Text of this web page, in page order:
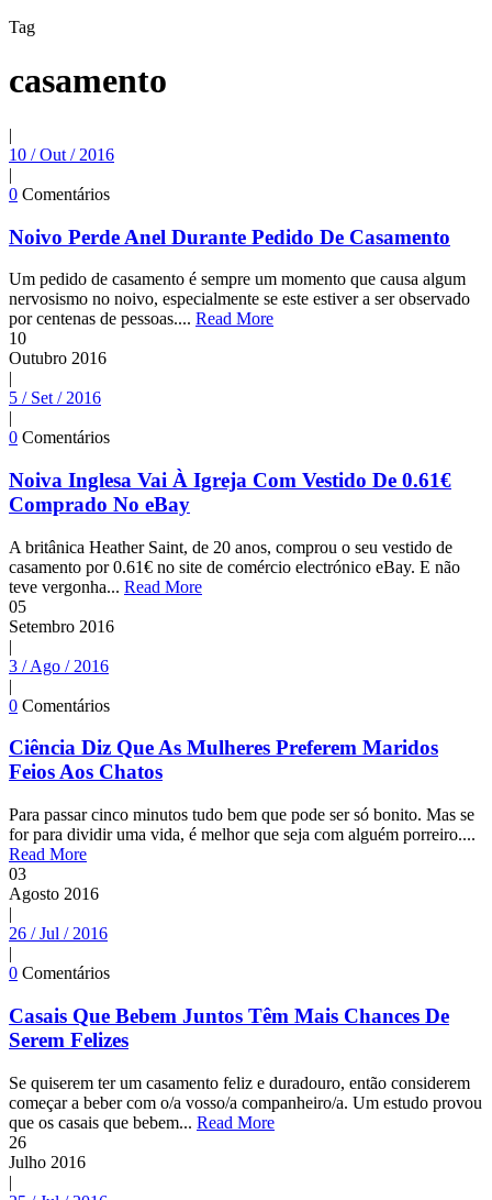
Tag
casamento
|
10 / Out / 2016
|
0 Comentários
Noivo Perde Anel Durante Pedido De Casamento
Um pedido de casamento é sempre um momento que causa algum
nervosismo no noivo, especialmente se este estiver a ser observado
por centenas de pessoas.... Read More
10
Outubro 2016
|
5 / Set / 2016
|
0 Comentários
Noiva Inglesa Vai À Igreja Com Vestido De 0.61€
Comprado No eBay
A britânica Heather Saint, de 20 anos, comprou o seu vestido de
casamento por 0.61€ no site de comércio electrónico eBay. E não
teve vergonha... Read More
05
Setembro 2016
|
3 / Ago / 2016
|
0 Comentários
Ciência Diz Que As Mulheres Preferem Maridos
Feios Aos Chatos
Para passar cinco minutos tudo bem que pode ser só bonito. Mas se
for para dividir uma vida, é melhor que seja com alguém porreiro....
Read More
03
Agosto 2016
|
26 / Jul / 2016
|
0 Comentários
Casais Que Bebem Juntos Têm Mais Chances De
Serem Felizes
Se quiserem ter um casamento feliz e duradouro, então considerem
começar a beber com o/a vosso/a companheiro/a. Um estudo provou
que os casais que bebem... Read More
26
Julho 2016
|